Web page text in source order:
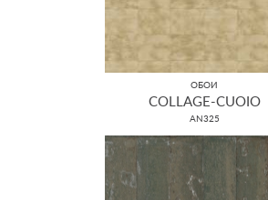
ОБОИ
COLLAGE-CUOIO
AN325